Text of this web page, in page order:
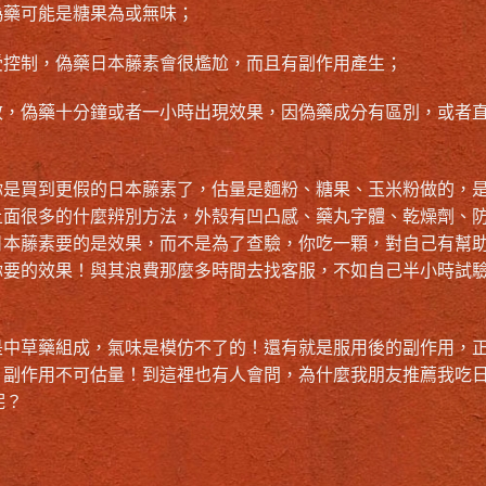
可能是糖果為或無味；
制，偽藥日本藤素會很尷尬，而且有副作用產生；
偽藥十分鐘或者一小時出現效果，因偽藥成分有區別，或者
買到更假的日本藤素了，估量是麵粉、糖果、玉米粉做的，
很多的什麼辨別方法，外殼有凹凸感、藥丸字體、乾燥劑、
藤素要的是效果，而不是為了查驗，你吃一顆，對自己有幫
的效果！與其浪費那麼多時間去找客服，不如自己半小時試
草藥組成，氣味是模仿不了的！還有就是服用後的副作用，
作用不可估量！到這裡也有人會問，為什麼我朋友推薦我吃